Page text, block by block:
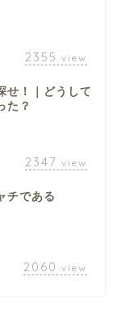
2355 view
せ！｜どうして
た？
2347 view
チである
2060 view